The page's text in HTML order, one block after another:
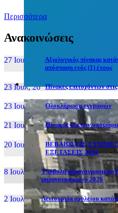
Περισσότερα
Ανακοινώσεις
27 Ιουν, 26
Αξιολογικός πίνακας
απόσπαση ενός (1) έτους
23 Ιουλ, 26 Πίνακες επιτυχόντων
23 Ιουλ, 26 Ολοκλήρωση εγγραφών
21 Ιουλ, 26 Πίνακας δεκτών
20 Ιουλ, 26
ΒΕΒΑΙΩΣΕΙΣ
ΕΞΕΤΑΣΕΙΣ 2026
8 Ιουλ, 26
Υποβολή μηχανογραφικού
μηχανογραφικού 2026
2 Ιουλ, 26 Λειτουργία σχολείου κατά